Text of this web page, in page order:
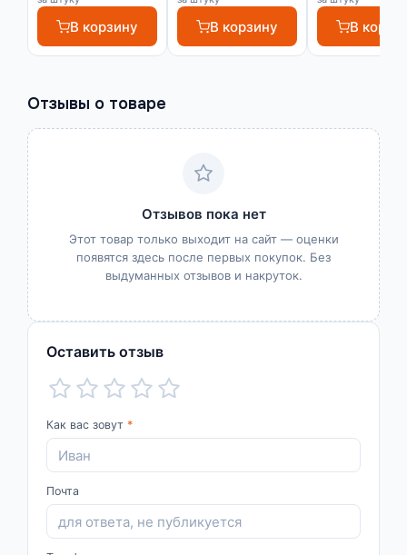
В корзину В корзину В
Отзывы о товаре
Отзывов пока нет
Этот товар только выходит на сайт — оценки
появятся здесь после первых покупок. Без
выдуманных отзывов и накруток.
Оставить отзыв
Как вас зовут *
Почта